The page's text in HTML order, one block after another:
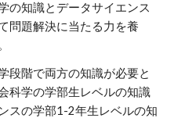
の知識とデータサイエンス
問題解決に当たる力を養
段階で両方の知識が必要と
科学の学部生レベルの知識
スの学部1-2年生レベルの知